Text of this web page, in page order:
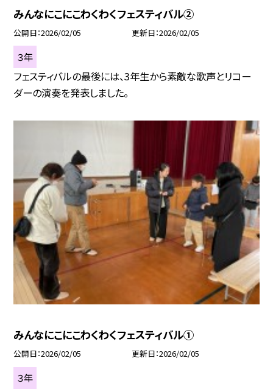
みんなにこにこわくわくフェスティバル②
公開日 2026/02/05 更新日 2026/02/05
３年
フェスティバルの最後には、3年生から素敵な歌声とリコー
ダーの演奏を発表しました。
みんなにこにこわくわくフェスティバル①
公開日 2026/02/05 更新日 2026/02/05
３年